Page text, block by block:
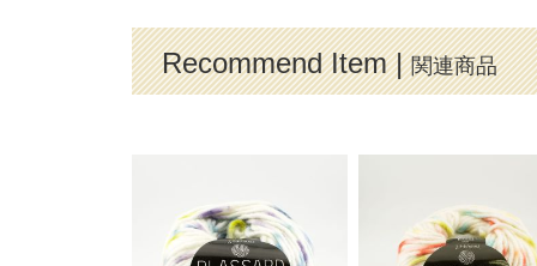
Recommend Item |関連商品